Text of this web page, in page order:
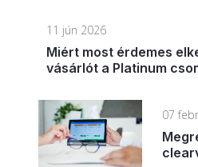
11 jún 2026
Miért most érdemes
vásárlót a Platinum
07